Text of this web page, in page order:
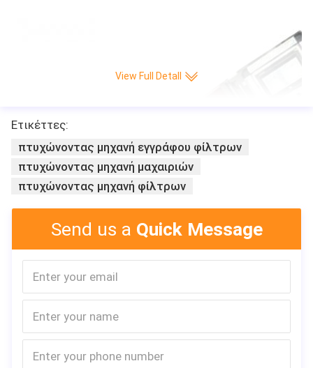
View Full Detall
Ετικέττες:
πτυχώνοντας μηχανή εγγράφου φίλτρων
πτυχώνοντας μηχανή μαχαιριών
πτυχώνοντας μηχανή φίλτρων
Send us a Quick Message